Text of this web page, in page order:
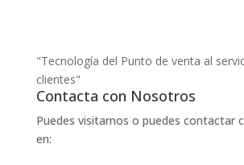
"Tecnología del Punto de venta al
clientes"
Contacta con Nosotros
Puedes visitarnos o puedes contactar
en: